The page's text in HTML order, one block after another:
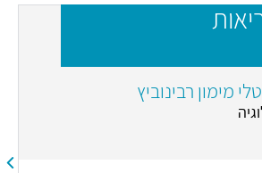
מימון רבינוביץ